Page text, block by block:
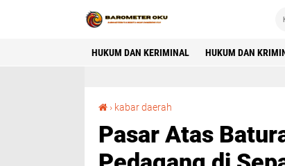
HUKUM DAN KERIMINAL HUKUM DAN
› kabar daerah
Pasar Atas